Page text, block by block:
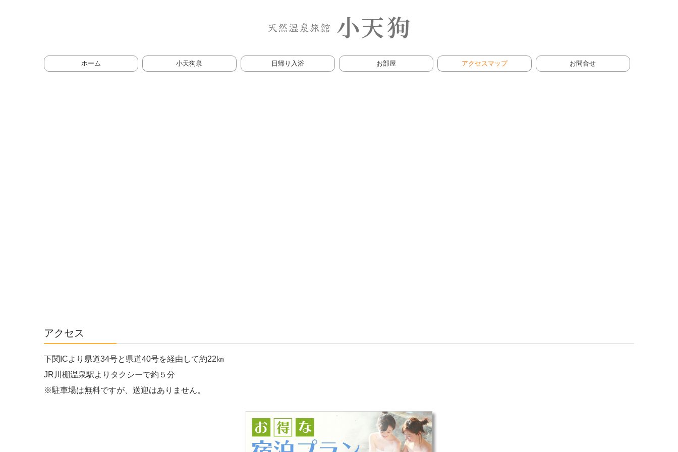
ホーム 小天狗泉 日帰り入浴 お部屋 アクセスマップ お問合せ
アクセス
下関ICより県道34号と県道40号を経由して約22㎞
JR川棚温泉駅よりタクシーで約５分
※駐車場は無料ですが、送迎はありません。